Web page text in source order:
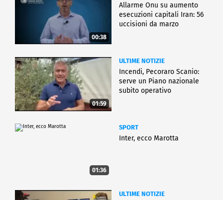
00:38
Allarme Onu su aumento
esecuzioni capitali Iran: 56
uccisioni da marzo
01:59
ULTIME NOTIZIE
Incendi, Pecoraro Scanio:
serve un Piano nazionale
subito operativo
01:36
SPORT
Inter, ecco Marotta
ULTIME NOTIZIE